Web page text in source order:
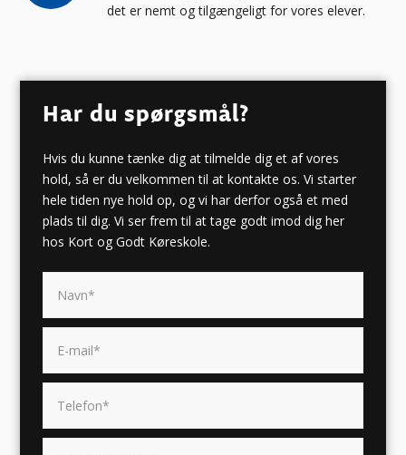
Har du spørgsmål?
Hvis du kunne tænke dig at tilmelde dig et af vores
hold, så er du velkommen til at kontakte os. Vi starter
hele tiden nye hold op, og vi har derfor også et med
plads til dig. Vi ser frem til at tage godt imod dig her
hos Kort og Godt Køreskole.​
det er nemt og tilgængeligt for vores elever.